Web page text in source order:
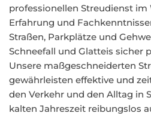
professionellen Streudienst
Erfahrung und
Straßen, Parkplätze und
Schneefall und Glatteis sicher
Unsere maßgeschneiderten
gewährleisten effektive und
den Verkehr und den Alltag in
kalten Jahreszeit reibungslos